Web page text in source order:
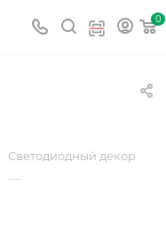
0
Светодиодный декор
—